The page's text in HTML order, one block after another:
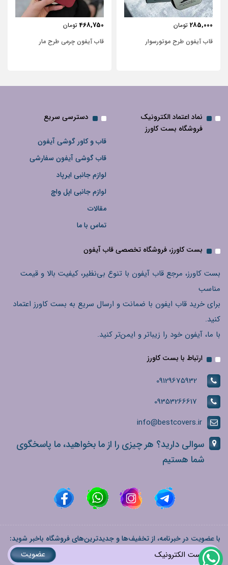
468,750 تومان
قاب آیفون چرمی طرح مار
443,750 تومان
قاب آیفون شفاف با پاپیون سفید و
نماد اعتماد الکترونیک
فروشگاه بست کاورز
دسترسی سریع
قاب و کاور گوشی آیفون
قاب گوشی آیفون سفارشی
لوازم جانبی ایرپاد
لوازم جانبی اپل واچ
مقالات
تماس با ما
بست کاورز، فروشگاه تخصصی قاب آیفون
بست کاورز، مرجع قاب آیفون با تنوع بی‌نظیر، کیفیت بالا و قیمت
مناسب
برای خرید قاب ایفون با ضمانت و ارسال سریع به بست کاورز اعتماد
کنید.
با ما، آیفون خود را زیباتر و ایمن‌تر کنید.
ارتباط با بست کاورز
09129675932
09353266617
info@bestcovers.ir
سوالی دارید؟ هر چیزی را از ما بخواهید، ما پاسخگوی
شما هستیم
با عضویت در خبرنامه، از تخفیف‌ها و جدیدترین‌های فروشگاه باخبر شوید:
عضویت